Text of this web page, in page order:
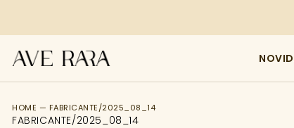
HOME — FABRICANTE/2025_08_14
FABRICANTE/2025_08_14